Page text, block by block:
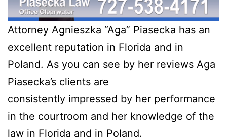
Attorney Agnieszka “Aga” Piasecka has an
excellent reputation in Florida and in
Poland. As you can see by her reviews Aga
Piasecka’s clients are
consistently impressed by her performance
in the courtroom and her knowledge of the
law in Florida and in Poland.